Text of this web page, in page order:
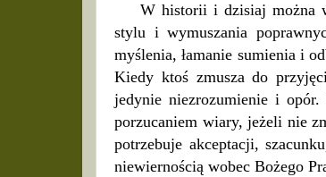
W historii i dzisiaj można
stylu i wymuszania
myślenia, łamanie sumienia i
Kiedy ktoś zmusza do
jedynie niezrozumienie i opór.
porzucaniem wiary, jeżeli nie
potrzebuje akceptacji,
niewiernością wobec Bożego